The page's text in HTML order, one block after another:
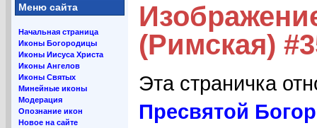
Меню сайта
Начальная страница
Иконы Богородицы
Иконы Иисуса Христа
Иконы Ангелов
Иконы Святых
Минейные иконы
Модерация
Опознание икон
Новое на сайте
(Римская)
Эта страничка
Пресвятой